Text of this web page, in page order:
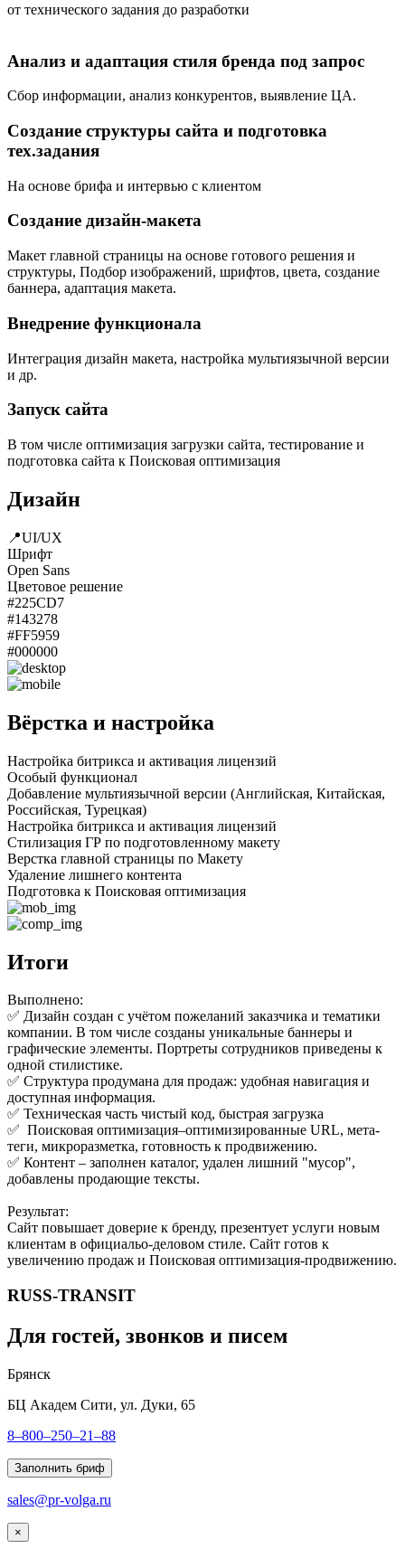
от технического задания до разработки
Анализ и адаптация стиля бренда под запрос
Сбор информации, анализ конкурентов, выявление ЦА.
Создание структуры сайта и подготовка
тех.задания
На основе брифа и интервью с клиентом
Создание дизайн-макета
Макет главной страницы на основе готового решения и
структуры, Подбор изображений, шрифтов, цвета, создание
баннера, адаптация макета.
Внедрение функционала
Интеграция дизайн макета, настройка мультиязычной версии
и др.
Запуск сайта
В том числе оптимизация загрузки сайта, тестирование и
подготовка сайта к Поисковая оптимизация
Дизайн
📍UI/UX
Шрифт
Open Sans
Цветовое решение
#225CD7
#143278
#FF5959
#000000
Вёрстка и настройка
Настройка битрикса и активация лицензий
Особый функционал
Добавление мультиязычной версии (Английская, Китайская,
Российская, Турецкая)
Настройка битрикса и активация лицензий
Стилизация ГР по подготовленному макету
Верстка главной страницы по Макету
Удаление лишнего контента
Подготовка к Поисковая оптимизация
Итоги
Выполнено:
✅ Дизайн создан с учётом пожеланий заказчика и тематики
компании. В том числе созданы уникальные баннеры и
графические элементы. Портреты сотрудников приведены к
одной стилистике.
✅ Структура продумана для продаж: удобная навигация и
доступная информация.
✅ Техническая часть чистый код, быстрая загрузка
✅ Поисковая оптимизация–оптимизированные URL, мета-
теги, микроразметка, готовность к продвижению.
✅ Контент – заполнен каталог, удален лишний "мусор",
добавлены продающие тексты.
Результат:
Сайт повышает доверие к бренду, презентует услуги новым
клиентам в официальо-деловом стиле. Сайт готов к
увеличению продаж и Поисковая оптимизация-продвижению.
RUSS-TRANSIT
Для гостей, звонков и писем
Брянск
БЦ Академ Сити, ул. Дуки, 65
8–800–250–21–88
Заполнить бриф
sales@pr-volga.ru
×